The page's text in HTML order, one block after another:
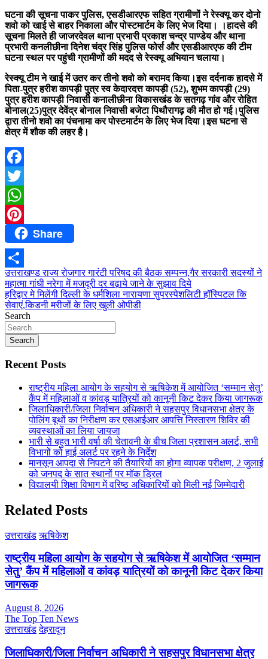
घटना की सूचना पाकर पुलिस, एसडीआरएफ सहित ग्रामीणों ने रेस्क्यू कर दोनो
शवो को खाई से बाहर निकाला और पोस्टमार्टम के लिए भेज दिया। ।हादसे की
सूचना मिलते ही जाजरदेवल थाना प्रभारी प्रकाश चन्द्र पाण्डेय और थाना
प्रभारी कनलीछीना दिनेश चंद्र सिंह पुलिस फोर्स और एसडीआरएफ की टीम
घटना स्थल पर पहुंची ग्रामीणों की मदद से रेस्क्यू अभियान चलाया।
रेस्क्यू टीम ने खाई में उतर कर तीनो शवो को बरामद किया।इस दर्दनाक हादसे में
पिता-पुत्र हरीश कापड़ी पुत्र स्व केदारदत्त कापड़ी (52), शुभम कापड़ी (29)
पुत्र हरीश कापड़ी निवासी कनालीछीना विकासखंड के सतगढ़ गांव और रोहित
बोनाल(25)पुत्र देवेंद्र बोनाल निवासी बजेटा पिथौरागढ़ की मौत हो गई।पुलिस
द्वारा तीनो शवो का पंचनामा कर पोस्टमार्टम के लिए भेज दिया।इस घटना से
क्षेत्र में शौक की लहर है।
Facebook
Twitter
WhatsApp
PinterestShare
Share
Post
navigation
उत्तराखण्ड राज्य रोजगार गारंटी परिषद की बैठक सम्पन्न,गैर सरकारी सदस्यों ने
महात्मा गांधी नरेगा में मजदूरी दर बढ़ाये जाने के सुझाव दिये
हरिद्वार मे मिलेंगी दिल्ली के धर्मशिला नारायणा सुपरस्पेशलिटी हॉस्पिटल कि
सेवाएं,किडनी मरीजों के लिए खुली ओपीडी
Search
Search
Recent Posts
राष्ट्रीय महिला आयोग के सहयोग से ऋषिकेश में आयोजित ‘सम्मान सेतु’
कैंप में महिलाओं व कांवड़ यात्रियों को कानूनी किट देकर किया जागरूक
जिलाधिकारी/जिला निर्वाचन अधिकारी ने सहसपुर विधानसभा क्षेत्र के
पोलिंग बूथों का निरीक्षण कर एसआईआर आपत्ति निस्तारण शिविर की
व्यवस्थाओं का लिया जायजा
भारी से बहुत भारी वर्षा की चेतावनी के बीच जिला प्रशासन अलर्ट, सभी
विभागों को हाई अलर्ट पर रहने के निर्देश
मानसून आपदा से निपटने की तैयारियों का होगा व्यापक परीक्षण, 2 जुलाई
को जनपद के सात स्थानों पर मॉक ड्रिल
विद्यालयी शिक्षा विभाग में वरिष्ठ अधिकारियों को मिली नई जिम्मेदारी
Related Posts
उत्तराखंड ऋषिकेश
राष्ट्रीय महिला आयोग के सहयोग से ऋषिकेश में आयोजित ‘सम्मान
सेतु’ कैंप में महिलाओं व कांवड़ यात्रियों को कानूनी किट देकर किया
जागरूक
August 8, 2026
The Top Ten News
उत्तराखंड देहरादून
जिलाधिकारी/जिला निर्वाचन अधिकारी ने सहसपुर विधानसभा क्षेत्र